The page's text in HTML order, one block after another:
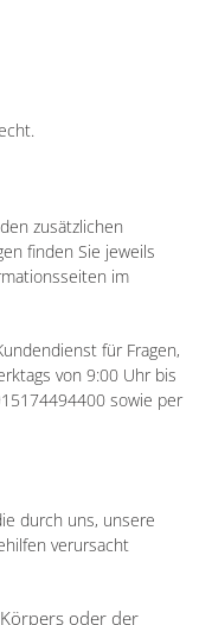
zusätzlichen
finden Sie jeweils
im
für Fragen,
von 9:00 Uhr bis
sowie per
durch uns, unsere
verursacht
oder der